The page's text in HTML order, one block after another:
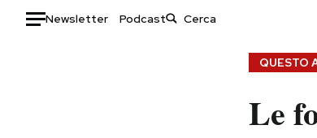
Newsletter Podcast
QUESTO
Le